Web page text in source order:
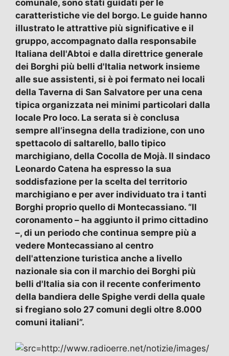
comunale, sono stati guidati per le
caratteristiche vie del borgo. Le guide hanno
illustrato le attrattive più significative e il
gruppo, accompagnato dalla responsabile
Italiana dell'Abtoi e dalla direttrice generale
dei Borghi più belli d'Italia network insieme
alle sue assistenti, si è poi fermato nei locali
della Taverna di San Salvatore per una cena
tipica organizzata nei minimi particolari dalla
locale Pro loco. La serata si è conclusa
sempre all’insegna della tradizione, con uno
spettacolo di saltarello, ballo tipico
marchigiano, della Cocolla de Mojà. Il sindaco
Leonardo Catena ha espresso la sua
soddisfazione per la scelta del territorio
marchigiano e per aver individuato tra i tanti
Borghi proprio quello di Montecassiano. “Il
coronamento – ha aggiunto il primo cittadino
–, di un periodo che continua sempre più a
vedere Montecassiano al centro
dell'attenzione turistica anche a livello
nazionale sia con il marchio dei Borghi più
belli d'Italia sia con il recente conferimento
della bandiera delle Spighe verdi della quale
si fregiano solo 27 comuni degli oltre 8.000
comuni italiani”.